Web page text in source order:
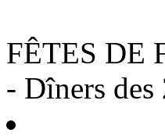
FÊTES DE
- Dîners